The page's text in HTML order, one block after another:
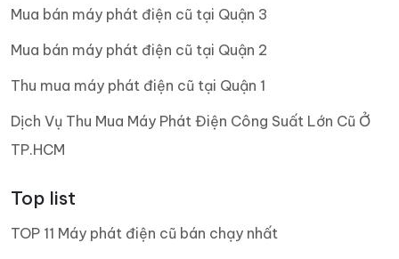
Mua bán máy phát điện cũ tại Quận 3
Mua bán máy phát điện cũ tại Quận 2
Thu mua máy phát điện cũ tại Quận 1
Dịch Vụ Thu Mua Máy Phát Điện Công Suất Lớn Cũ Ở
TP.HCM
Top list
TOP 11 Máy phát điện cũ bán chạy nhất